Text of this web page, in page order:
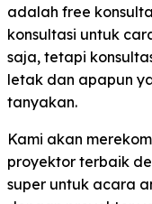
adalah free
konsultasi untuk
saja, tetapi
letak dan apapun
tanyakan.
Kami akan
proyektor terbaik
super untuk acara